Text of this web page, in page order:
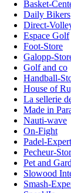
Basket-
Daily Bikers
Direct-
Espace Golf
Foot-Store
Galopp-
Golf and co
Handball-
House of
La sellerie
Made in
Nauti-wave
On-Fight
Padel-Expert
Pecheur-
Pet and
Slowood
Smash-